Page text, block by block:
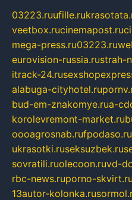
03223.ruufille.ru
veetbox.rucinemapost.ru
mega-press.ru03223.ru
eurovision-russia.rustrah-
itrack-24.ru
alabuga-cityhotel.ru
bud-em-znakomye.rua-
korolevremont-market.ru
oooagrosnab.rufpodaso.ru
ukrasotki.ruseksuzbek.ru
sovratili.ruolecoon.ruvd-
rbc-news.ruporno-skvirt.ru
13autor-kolonka.ru